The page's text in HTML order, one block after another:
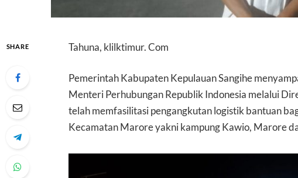
SHARE Tahuna, klilktimur. Com
Pemerintah Kabupaten Kepulauan Sangihe
Menteri Perhubungan Republik Indonesia melalui
telah memfasilitasi pengangkutan logistik bantuan
Kecamatan Marore yakni kampung Kawio, Marore